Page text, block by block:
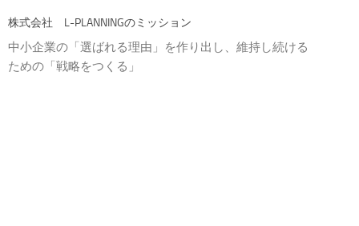
株式会社 L-PLANNINGのミッション
中小企業の「選ばれる理由」を作り出し、維持し続ける
ための「戦略をつくる」